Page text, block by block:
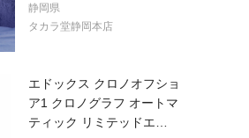
静岡県
タカラ堂静岡本店
エドックス クロノオフショ
ア1 クロノグラフ オートマ
ティック リミテッドエ